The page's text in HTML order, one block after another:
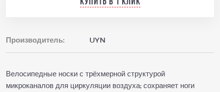
Купить в 1 клик
Производитель: UYN
Велосипедные носки с трёхмерной структурой
микроканалов для циркуляции воздуха; сохраняет ноги